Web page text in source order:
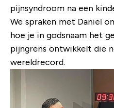
pijnsyndroom na een
We spraken met Daniel
hoe je in godsnaam het
pijngrens ontwikkelt die
wereldrecord.